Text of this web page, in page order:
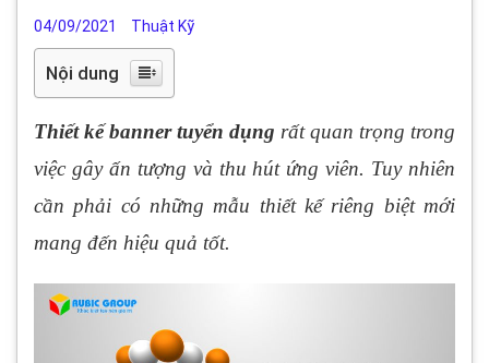
04/09/2021 Thuật Kỹ
Nội dung
Thiết kế banner tuyển dụng rất quan trọng trong
việc gây ấn tượng và thu hút ứng viên. Tuy nhiên
cần phải có những mẫu thiết kế riêng biệt mới
mang đến hiệu quả tốt.